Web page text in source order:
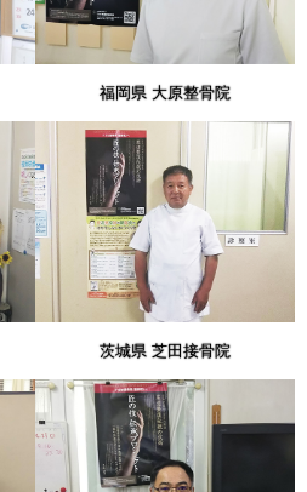
福岡県 大原整骨院
茨城県 芝田接骨院